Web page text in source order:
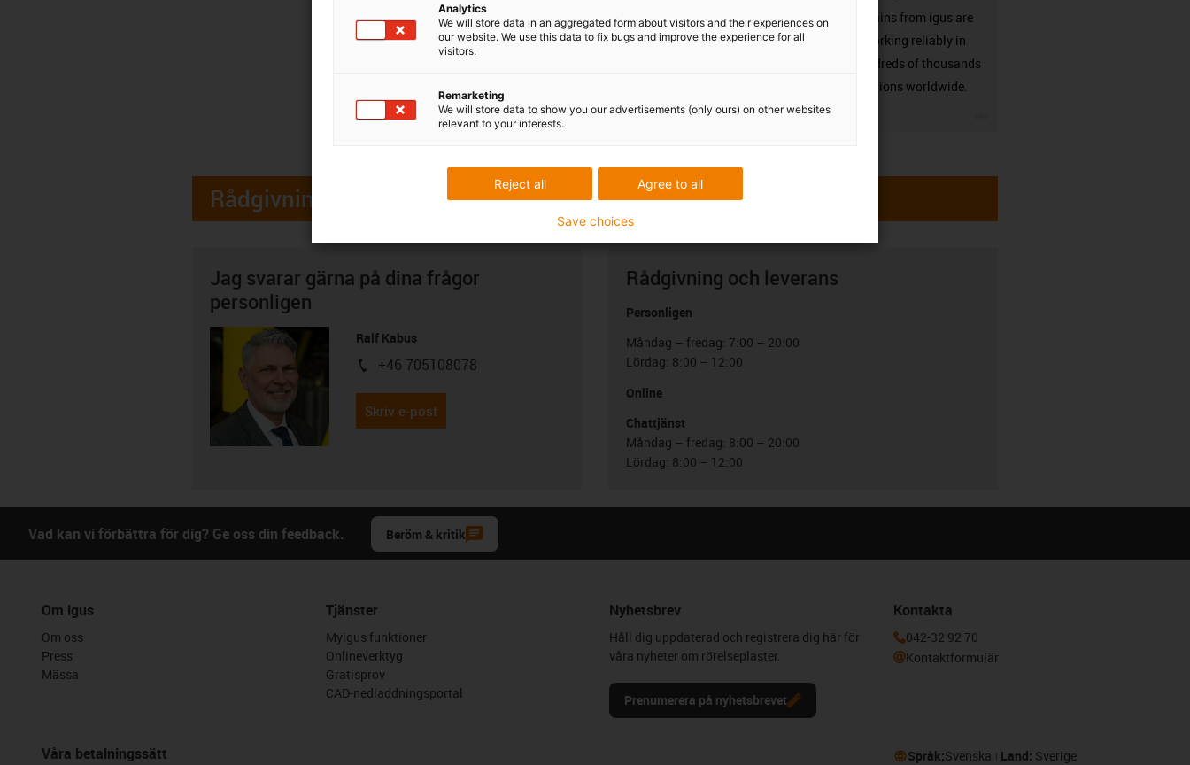
Energy chains from igus are
already working reliably in
many hundreds of thousands
of applications worldwide.
Rådgivning
Jag svarar gärna på dina frågor
personligen
Ralf Kabus
igus-icon-phone
+46 705108078
Skriv e-post
Rådgivning och leverans
Personligen
Måndag – fredag: 7:00 – 20:00
Lördag: 8:00 – 12:00
Online
Chattjänst
Måndag – fredag: 8:00 – 20:00
Lördag: 8:00 – 12:00
Vad kan vi förbättra för dig? Ge oss din feedback. Beröm & kritik
Om igus
Om oss
Press
Mässa
Våra betalningssätt
Tjänster
Myigus funktioner
Onlineverktyg
Gratisprov
CAD-nedladdningsportal
Nyhetsbrev
Håll dig uppdaterad och registrera dig här för
våra nyheter om rörelseplaster.
Prenumerera på nyhetsbrevet
Kontakta
042-32 92 70
Kontaktformulär
Språk:Svenska Land: Sverige
Analytics
We will store data in an aggregated form about visitors and their experiences on
our website. We use this data to fix bugs and improve the experience for all
visitors.
Remarketing
We will store data to show you our advertisements (only ours) on other websites
relevant to your interests.
Agree to all
Reject all
Save choices